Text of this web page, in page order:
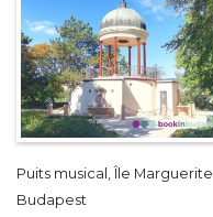
Puits musical, Île Marguerite
Budapest